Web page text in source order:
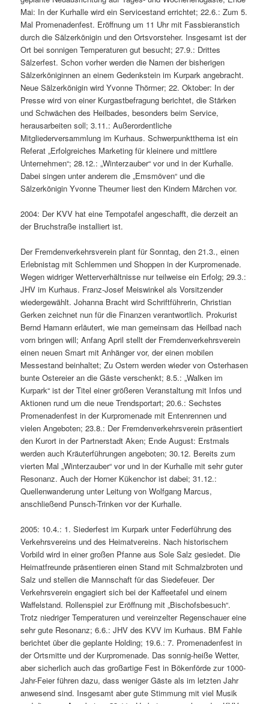
Mai: In der Kurhalle wird ein Servicestand errichtet; 22.6.: Zum 5.
Mal Promenadenfest. Eröffnung um 11 Uhr mit Fassbieranstich
durch die Sälzerkönigin und den Ortsvorsteher. Insgesamt ist der
Ort bei sonnigen Temperaturen gut besucht; 27.9.: Drittes
Sälzerfest. Schon vorher werden die Namen der bisherigen
Sälzerköniginnen an einem Gedenkstein im Kurpark angebracht.
Neue Sälzerkönigin wird Yvonne Thörmer; 22. Oktober: In der
Presse wird von einer Kurgastbefragung berichtet, die Stärken
und Schwächen des Heilbades, besonders beim Service,
herausarbeiten soll; 3.11.: Außerordentliche
Mitgliederversammlung im Kurhaus. Schwerpunktthema ist ein
Referat „Erfolgreiches Marketing für kleinere und mittlere
Unternehmen“; 28.12.: „Winterzauber“ vor und in der Kurhalle.
Dabei singen unter anderem die „Emsmöven“ und die
Sälzerkönigin Yvonne Theumer liest den Kindern Märchen vor.
2004: Der KVV hat eine Tempotafel angeschafft, die derzeit an
der Bruchstraße installiert ist.
Der Fremdenverkehrsverein plant für Sonntag, den 21.3., einen
Erlebnistag mit Schlemmen und Shoppen in der Kurpromenade.
Wegen widriger Wetterverhältnisse nur teilweise ein Erfolg; 29.3.:
JHV im Kurhaus. Franz-Josef Meiswinkel als Vorsitzender
wiedergewählt. Johanna Bracht wird Schriftführerin, Christian
Gerken zeichnet nun für die Finanzen verantwortlich. Prokurist
Bernd Hamann erläutert, wie man gemeinsam das Heilbad nach
vorn bringen will; Anfang April stellt der Fremdenverkehrsverein
einen neuen Smart mit Anhänger vor, der einen mobilen
Messestand beinhaltet; Zu Ostern werden wieder von Osterhasen
bunte Ostereier an die Gäste verschenkt; 8.5.: „Walken im
Kurpark“ ist der Titel einer größeren Veranstaltung mit Infos und
Aktionen rund um die neue Trendsportart; 20.6.: Sechstes
Promenadenfest in der Kurpromenade mit Entenrennen und
vielen Angeboten; 23.8.: Der Fremdenverkehrsverein präsentiert
den Kurort in der Partnerstadt Aken; Ende August: Erstmals
werden auch Kräuterführungen angeboten; 30.12. Bereits zum
vierten Mal „Winterzauber“ vor und in der Kurhalle mit sehr guter
Resonanz. Auch der Horner Kükenchor ist dabei; 31.12.:
Quellenwanderung unter Leitung von Wolfgang Marcus,
anschließend Punsch-Trinken vor der Kurhalle.
2005: 10.4.: 1. Siederfest im Kurpark unter Federführung des
Verkehrsvereins und des Heimatvereins. Nach historischem
Vorbild wird in einer großen Pfanne aus Sole Salz gesiedet. Die
Heimatfreunde präsentieren einen Stand mit Schmalzbroten und
Salz und stellen die Mannschaft für das Siedefeuer. Der
Verkehrsverein engagiert sich bei der Kaffeetafel und einem
Waffelstand. Rollenspiel zur Eröffnung mit „Bischofsbesuch“.
Trotz niedriger Temperaturen und vereinzelter Regenschauer eine
sehr gute Resonanz; 6.6.: JHV des KVV im Kurhaus. BM Fahle
berichtet über die geplante Holding; 19.6.: 7. Promenadenfest in
der Ortsmitte und der Kurpromenade. Das sonnig-heiße Wetter,
aber sicherlich auch das großartige Fest in Bökenförde zur 1000-
Jahr-Feier führen dazu, dass weniger Gäste als im letzten Jahr
anwesend sind. Insgesamt aber gute Stimmung mit viel Musik